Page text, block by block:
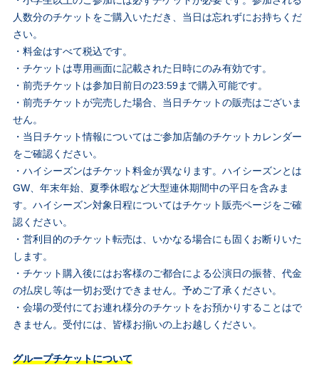
人数分のチケットをご購入いただき、当日は忘れずにお持ちくだ
さい。
・料金はすべて税込です。
・チケットは専用画面に記載された日時にのみ有効です。
・前売チケットは参加日前日の23:59まで購入可能です。
・前売チケットが完売した場合、当日チケットの販売はございま
せん。
・当日チケット情報についてはご参加店舗のチケットカレンダー
をご確認ください。
・ハイシーズンはチケット料金が異なります。ハイシーズンとは
GW、年末年始、夏季休暇など大型連休期間中の平日を含みま
す。ハイシーズン対象日程についてはチケット販売ページをご確
認ください。
・営利目的のチケット転売は、いかなる場合にも固くお断りいた
します。
・チケット購入後にはお客様のご都合による公演日の振替、代金
の払戻し等は一切お受けできません。予めご了承ください。
・会場の受付にてお連れ様分のチケットをお預かりすることはで
きません。受付には、皆様お揃いの上お越しください。
グループチケットについて